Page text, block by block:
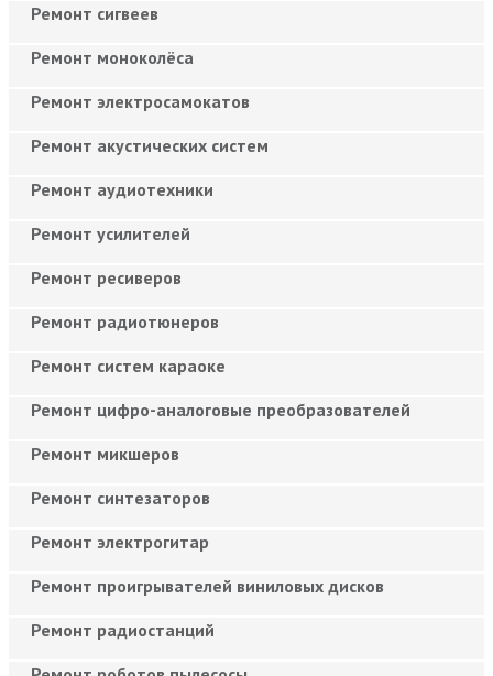
Ремонт сигвеев
Ремонт моноколёса
Ремонт электросамокатов
Ремонт акустических систем
Ремонт аудиотехники
Ремонт усилителей
Ремонт ресиверов
Ремонт радиотюнеров
Ремонт систем караоке
Ремонт цифро-аналоговые преобразователей
Ремонт микшеров
Ремонт синтезаторов
Ремонт электрогитар
Ремонт проигрывателей виниловых дисков
Ремонт радиостанций